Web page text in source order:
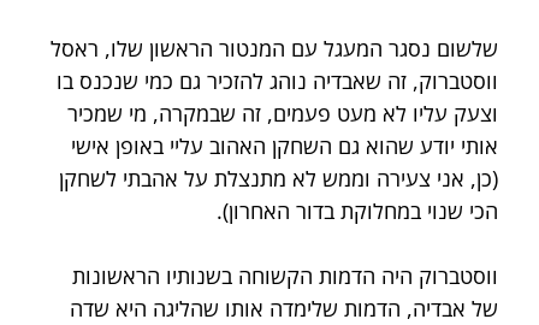
שלשום נסגר המעגל עם המנטור הראשון שלו, ראסל
ווסטברוק, זה שאבדיה נוהג להזכיר גם כמי שנכנס בו
וצעק עליו לא מעט פעמים, זה שבמקרה, מי שמכיר
אותי יודע שהוא גם השחקן האהוב עליי באופן אישי
(כן, אני צעירה וממש לא מתנצלת על אהבתי לשחקן
הכי שנוי במחלוקת בדור האחרון).
ווסטברוק היה הדמות הקשוחה בשנותיו הראשונות
של אבדיה, הדמות שלימדה אותו שהליגה היא שדה